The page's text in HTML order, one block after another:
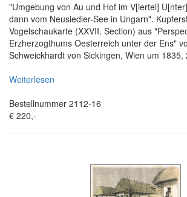
"Umgebung von Au und Hof im V[iertel]
dann vom Neusiedler-See in Ungarn".
Vogelschaukarte (XXVII. Section) aus
Erzherzogthums Oesterreich unter der Ens"
Schweickhardt von Sickingen, Wien um 1835,
Weiterlesen
Bestellnummer 2112-16
€ 220,-